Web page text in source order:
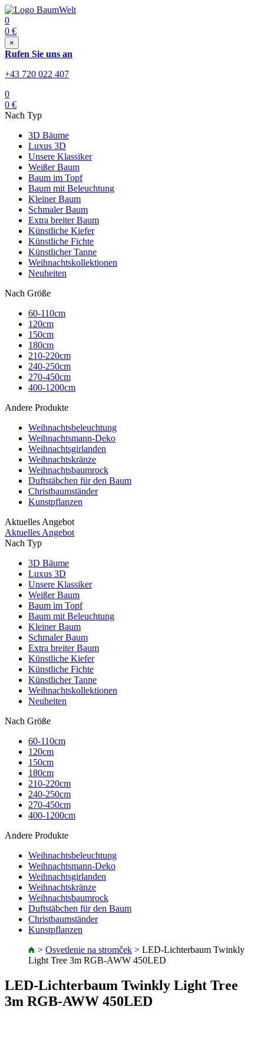
0
0 €
×
Rufen Sie uns an
+43 720 022 407
0
0 €
Nach Typ
3D Bäume
Luxus 3D
Unsere Klassiker
Weißer Baum
Baum im Topf
Baum mit Beleuchtung
Kleiner Baum
Schmaler Baum
Extra breiter Baum
Künstliche Kiefer
Künstliche Fichte
Künstlicher Tanne
Weihnachtskollektionen
Neuheiten
Nach Größe
60-110cm
120cm
150cm
180cm
210-220cm
240-250cm
270-450cm
400-1200cm
Andere Produkte
Weihnachtsbeleuchtung
Weihnachtsmann-Deko
Weihnachtsgirlanden
Weihnachtskränze
Weihnachtsbaumrock
Duftstäbchen für den Baum
Christbaumständer
Kunstpflanzen
Aktuelles Angebot
Aktuelles Angebot
Nach Typ
3D Bäume
Luxus 3D
Unsere Klassiker
Weißer Baum
Baum im Topf
Baum mit Beleuchtung
Kleiner Baum
Schmaler Baum
Extra breiter Baum
Künstliche Kiefer
Künstliche Fichte
Künstlicher Tanne
Weihnachtskollektionen
Neuheiten
Nach Größe
60-110cm
120cm
150cm
180cm
210-220cm
240-250cm
270-450cm
400-1200cm
Andere Produkte
Weihnachtsbeleuchtung
Weihnachtsmann-Deko
Weihnachtsgirlanden
Weihnachtskränze
Weihnachtsbaumrock
Duftstäbchen für den Baum
Christbaumständer
Kunstpflanzen
> Osvetlenie na stromček > LED-Lichterbaum Twinkly
Light Tree 3m RGB-AWW 450LED
LED-Lichterbaum Twinkly Light Tree
3m RGB-AWW 450LED